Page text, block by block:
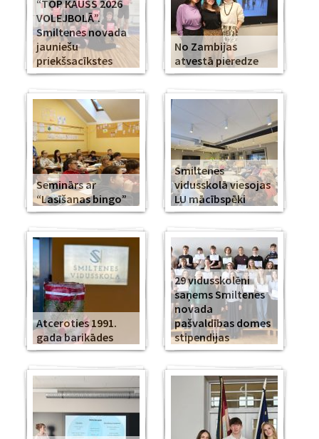
“TOP KAUSS 2026
VOLEJBOLĀ”.
Smiltenes novada
jauniešu
priekšsacīkstes
No Zambijas
atvestā pieredze
Seminārs ar
“Lasīšanas bingo”
Smiltenes
vidusskolā viesojas
LU mācībspēki
Atceroties 1991.
gada barikādes
29 vidusskolēni
saņems Smiltenes
novada
pašvaldības domes
stipendijas